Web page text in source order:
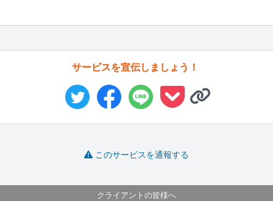
サービスを宣伝しましょう！
このサービスを通報する
クライアントの皆様へ